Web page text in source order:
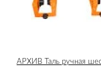
АРХИВ Таль ручная